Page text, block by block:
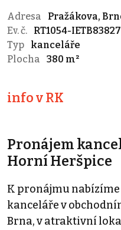
Adresa
Pražákova,
Ev. č.
RT1054-
Typ
kanceláře
Plocha
380 m²
info v RK
Pronájem
Horní Heršpice
K pronájmu
kanceláře v
Brna, v atraktivní